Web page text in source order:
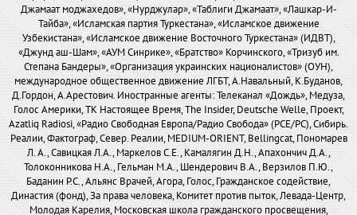
Джамаат моджахедов», «Нурджулар», «Таблиги Джамаат», «Лашкар-И-
Тайба», «Исламская партия Туркестана», «Исламское движение
Узбекистана», «Исламское движение Восточного Туркестана» (ИДВТ),
«Джунд аш-Шам», «АУМ Синрике», «Братство» Корчинского, «Тризуб им.
Степана Бандеры», «Организация украинских националистов» (ОУН),
международное общественное движение ЛГБТ, А.Навальный, К.Буданов,
Д.Гордон, А.Арестович. Иностранные агенты: Телеканал «Дождь», Медуза,
Голос Америки, ТК Настоящее Время, The Insider, Deutsche Welle, Проект,
Azatliq Radiosi, «Радио Свободная Европа/Радио Свобода» (PCE/PC), Сибирь.
Реалии, Фактограф, Север. Реалии, MEDIUM-ORIENT, Bellingcat, Пономарев
Л. А., Савицкая Л.А., Маркелов С.Е., Камалягин Д.Н., Апахончич Д.А.,
Толоконникова Н.А., Гельман М.А., Шендерович В.А., Верзилов П.Ю.,
Баданин Р.С., Альянс Врачей, Агора, Голос, Гражданское содействие,
Династия (фонд), За права человека, Комитет против пыток, Левада-Центр,
Молодая Карелия, Московская школа гражданского просвещения,